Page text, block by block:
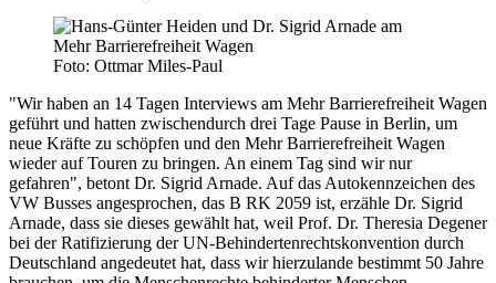
Foto: Ottmar Miles-Paul
"Wir haben an 14 Tagen Interviews am Mehr Barrierefreiheit Wagen
geführt und hatten zwischendurch drei Tage Pause in Berlin, um
neue Kräfte zu schöpfen und den Mehr Barrierefreiheit Wagen
wieder auf Touren zu bringen. An einem Tag sind wir nur
gefahren", betont Dr. Sigrid Arnade. Auf das Autokennzeichen des
VW Busses angesprochen, das B RK 2059 ist, erzähle Dr. Sigrid
Arnade, dass sie dieses gewählt hat, weil Prof. Dr. Theresia Degener
bei der Ratifizierung der UN-Behindertenrechtskonvention durch
Deutschland angedeutet hat, dass wir hierzulande bestimmt 50 Jahre